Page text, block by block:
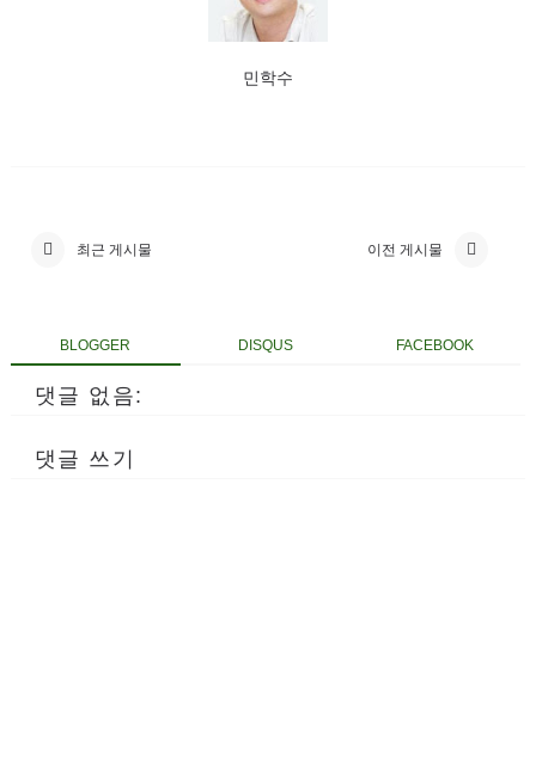
민학수
최근 게시물 이전 게시물
BLOGGER DISQUS FACEBOOK
댓글 없음:
댓글 쓰기